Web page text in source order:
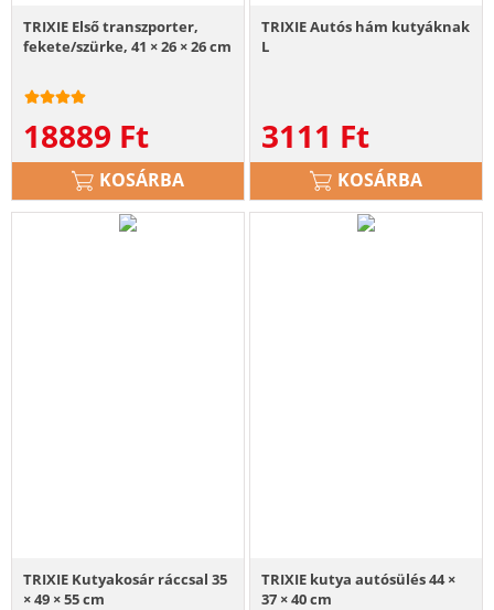
TRIXIE Első transzporter,
fekete/szürke, 41 × 26 × 26 cm
18889 Ft
KOSÁRBA
TRIXIE Autós hám kutyáknak
L
3111 Ft
KOSÁRBA
TRIXIE Kutyakosár ráccsal 35
× 49 × 55 cm
TRIXIE kutya autósülés 44 ×
37 × 40 cm